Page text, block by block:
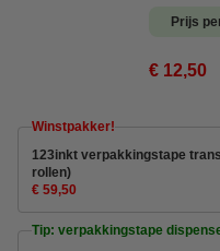
Prijs
€ 12,50
Winstpakker!
123inkt verpakkingstape
rollen)
€ 59,50
Tip: verpakkingstape